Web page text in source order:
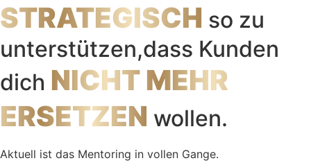
STRATEGISCH so zu
unter­stützen,dass Kunden
dich NICHT MEHR
ERSETZEN wollen.
Aktuell ist das Mentoring in vollen Gange.